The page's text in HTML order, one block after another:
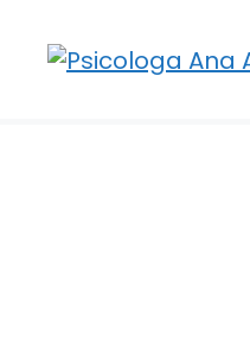
contenido